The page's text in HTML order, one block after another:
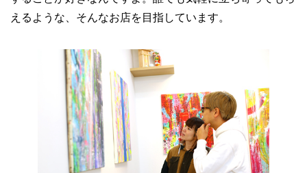
えるような、そんなお店を目指しています。